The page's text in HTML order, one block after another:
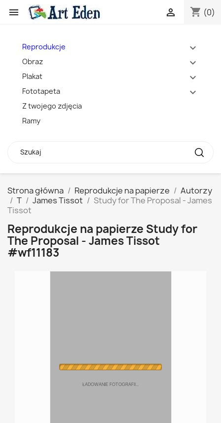
 shopping_cart (0)

expand_more
Reprodukcje
expand_more
Obraz
expand_more
Plakat
expand_more
Fototapeta
Z twojego zdjęcia
Ramy
Strona główna Reprodukcje na papierze
Autorzy
T
James Tissot
Study for The Proposal - James
Tissot
Reprodukcje na papierze Study for
The Proposal - James Tissot
#wf11183
ŁADOWANIE FOTOGRAFII...